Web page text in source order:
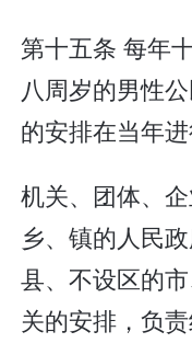
第十五条 每年
八周岁的男性
的安排在当年进
机关、团体、
乡、镇的人民
县、不设区的
关的安排，负